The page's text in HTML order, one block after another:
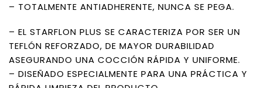
– TOTALMENTE ANTIADHERENTE, NUNCA SE PEGA.
– EL STARFLON PLUS SE CARACTERIZA POR SER UN
TEFLÓN REFORZADO, DE MAYOR DURABILIDAD
ASEGURANDO UNA COCCIÓN RÁPIDA Y UNIFORME.
– DISEÑADO ESPECIALMENTE PARA UNA PRÁCTICA Y